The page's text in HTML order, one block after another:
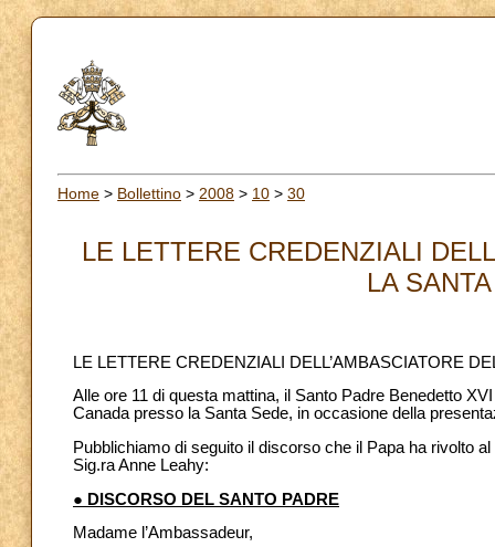
Home > Bollettino > 2008 > 10 > 30
LE LETTERE CREDENZIALI
LA
LE LETTERE CREDENZIALI DELL’AMBASCIATORE
Alle ore 11 di questa mattina, il Santo Padre Benedetto
Canada presso la Santa Sede, in occasione della
Pubblichiamo di seguito il discorso che il Papa ha rivolto
Sig.ra Anne Leahy:
● DISCORSO DEL SANTO PADRE
Madame l’Ambassadeur,